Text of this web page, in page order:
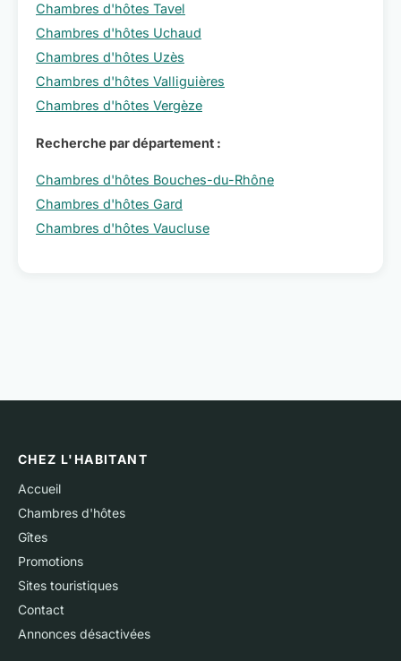
Chambres d'hôtes Tavel
Chambres d'hôtes Uchaud
Chambres d'hôtes Uzès
Chambres d'hôtes Valliguières
Chambres d'hôtes Vergèze
Recherche par département :
Chambres d'hôtes Bouches-du-Rhône
Chambres d'hôtes Gard
Chambres d'hôtes Vaucluse
CHEZ L'HABITANT
Accueil
Chambres d'hôtes
Gîtes
Promotions
Sites touristiques
Contact
Annonces désactivées